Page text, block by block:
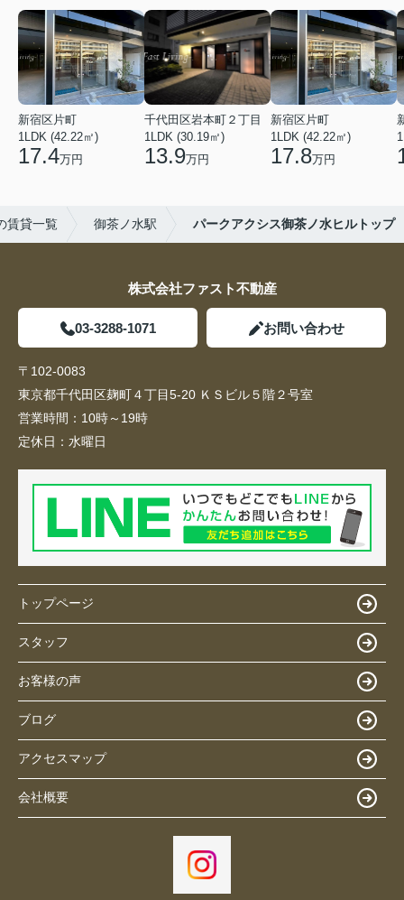
新宿区片町
1LDK (42.22㎡)
17.4万円
千代田区岩本町２丁目
1LDK (30.19㎡)
13.9万円
新宿区片町
1LDK (42.22㎡)
17.8万円
賃貸一覧 御茶ノ水駅 パークアクシス御茶ノ水ヒルトップ
株式会社ファスト不動産
03-3288-1071 お問い合わせ
〒102-0083
東京都千代田区麹町４丁目5-20 ＫＳビル５階２号室
営業時間： 10時～19時
定休日： 水曜日
トップページ
スタッフ
お客様の声
ブログ
アクセスマップ
会社概要